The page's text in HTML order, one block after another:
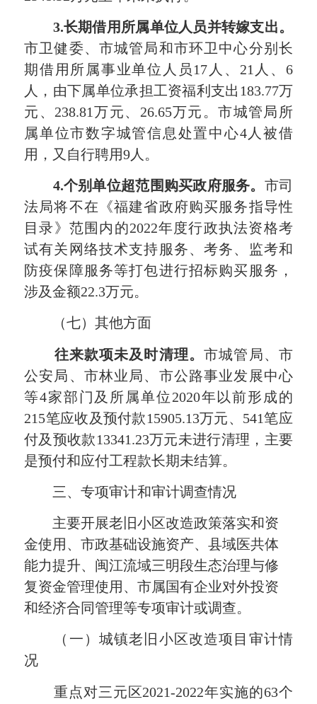
3.长期借用所属单位人员并转嫁支出。
市卫健委、市城管局和市环卫中心分别长
期借用所属事业单位人员17人、21人、6
人，由下属单位承担工资福利支出183.77万
元、238.81万元、26.65万元。市城管局所
属单位市数字城管信息处置中心4人被借
用，又自行聘用9人。
4.个别单位超范围购买政府服务。 市司
法局将不在《福建省政府购买服务指导性
目录》范围内的2022年度行政执法资格考
试有关网络技术支持服务、考务、监考和
防疫保障服务等打包进行招标购买服务，
涉及金额22.3万元。
（七）其他方面
往来款项未及时清理。市城管局、市
公安局、市林业局、市公路事业发展中心
等4家部门及所属单位2020年以前形成的
215笔应收及预付款15905.13万元、541笔应
付及预收款13341.23万元未进行清理，主要
是预付和应付工程款长期未结算。
三、专项审计和审计调查情况
主要开展老旧小区改造政策落实和资
金使用、市政基础设施资产、县域医共体
能力提升、闽江流域三明段生态治理与修
复资金管理使用、市属国有企业对外投资
和经济合同管理等专项审计或调查。
（一）城镇老旧小区改造项目审计情
况
重点对三元区2021-2022年实施的63个